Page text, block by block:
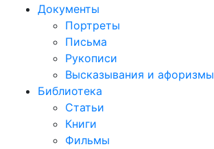
Документы
Портреты
Письма
Рукописи
Высказывания и афоризмы
Библиотека
Статьи
Книги
Фильмы